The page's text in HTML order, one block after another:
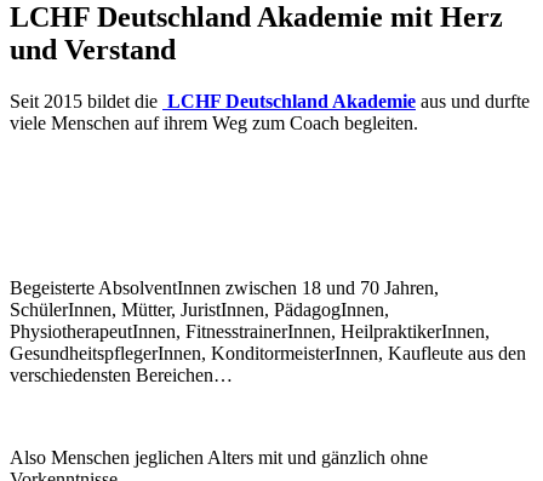
LCHF Deutschland Akademie mit Herz
und Verstand
Seit 2015 bildet die LCHF Deutschland Akademie aus und durfte
viele Menschen auf ihrem Weg zum Coach begleiten.
Begeisterte AbsolventInnen zwischen 18 und 70 Jahren,
SchülerInnen, Mütter, JuristInnen, PädagogInnen,
PhysiotherapeutInnen, FitnesstrainerInnen, HeilpraktikerInnen,
GesundheitspflegerInnen, KonditormeisterInnen, Kaufleute aus den
verschiedensten Bereichen…
Also Menschen jeglichen Alters mit und gänzlich ohne